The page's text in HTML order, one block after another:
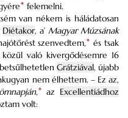
* felemelni.
van nékem is háládatosan
Diétakor, a’ Magyar Múzsának
szenvedtem,* és tsak
való kivergődésemre 16
Grátziával, újabb
nem élhettem. – Ez az,
* az Excellentiádhoz
volt: